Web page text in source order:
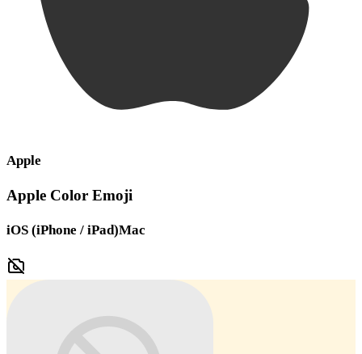
Apple
Apple Color Emoji
iOS (iPhone / iPad)Mac